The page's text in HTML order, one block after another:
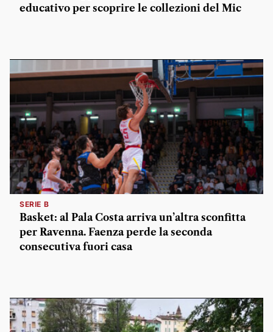
educativo per scoprire le collezioni del Mic
SERIE B
Basket: al Pala Costa arriva un’altra sconfitta
per Ravenna. Faenza perde la seconda
consecutiva fuori casa